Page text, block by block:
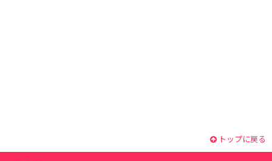
トップに戻る